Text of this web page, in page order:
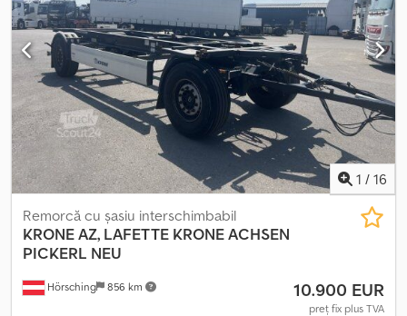
1 / 16
Hörsching 856 km
Remorcă cu șasiu interschimbabil
KRONEAZ, LAFETTE KRONE ACHSEN
PICKERL NEU
10.900 EUR
preț fix plus TVA